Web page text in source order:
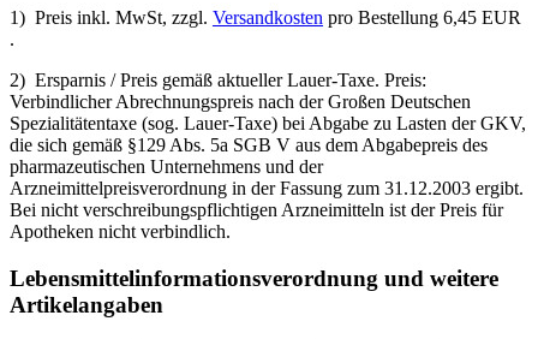
1) Preis inkl. MwSt, zzgl. Versandkosten pro Bestellung 6,45 EUR
.
2) Ersparnis / Preis gemäß aktueller Lauer-Taxe. Preis:
Verbindlicher Abrechnungspreis nach der Großen Deutschen
Spezialitätentaxe (sog. Lauer-Taxe) bei Abgabe zu Lasten der GKV,
die sich gemäß §129 Abs. 5a SGB V aus dem Abgabepreis des
pharmazeutischen Unternehmens und der
Arzneimittelpreisverordnung in der Fassung zum 31.12.2003 ergibt.
Bei nicht verschreibungspflichtigen Arzneimitteln ist der Preis für
Apotheken nicht verbindlich.
Lebensmittel­informations­verordnung und weitere
Artikelangaben